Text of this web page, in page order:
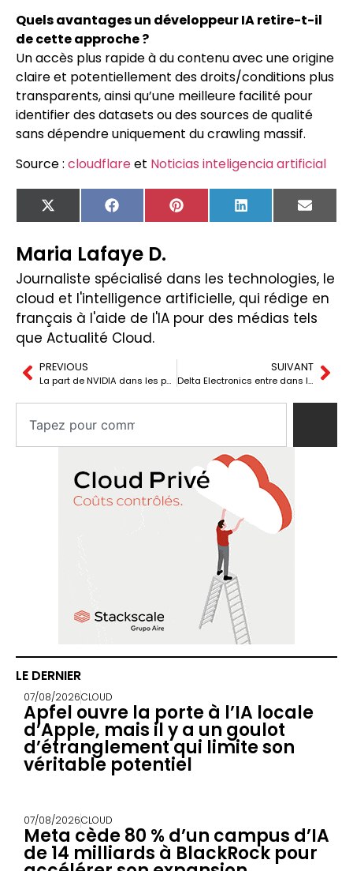
Quels avantages un développeur IA retire-t-il
de cette approche ?
Un accès plus rapide à du contenu avec une origine
claire et potentiellement des droits/conditions plus
transparents, ainsi qu’une meilleure facilité pour
identifier des datasets ou des sources de qualité
sans dépendre uniquement du crawling massif.
Source : cloudflareet Noticias inteligencia artificial
X
(Twitter)
FacebookPinterest LinkedIn Email
Maria Lafaye D.
Journaliste spécialisé dans les technologies, le
cloud et l'intelligence artificielle, qui rédige en
français à l'aide de l'IA pour des médias tels
que Actualité Cloud.
PREVIOUS
La part de NVIDIA dans les puces IA en Chine diminue : la poussée locale et les restrictions à l’exportation réorganisent le tableau
SUIVANT
Delta Electronics entre dans le viseur de l’ère de l’IA : lorsque l’électricité devient un goulot d’étranglement
LE DERNIER
07/08/2026CLOUD
Apfel ouvre la porte à l’IA locale
d’Apple, mais il y a un goulot
d’étranglement qui limite son
véritable potentiel
07/08/2026CLOUD
Meta cède 80 % d’un campus d’IA
de 14 milliards à BlackRock pour